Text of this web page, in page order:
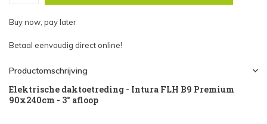
Buy now, pay later
Betaal eenvoudig direct online!
Productomschrijving
Elektrische daktoetreding - Intura FLH B9 Premium
90x240cm - 3° afloop